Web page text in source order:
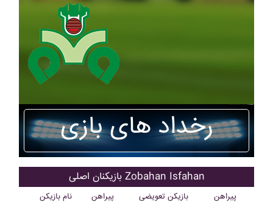
رخداد های بازی
بازیکنان اصلی Zobahan Isfahan
نام بازیکن پیراهن بازیکن تعویضی پیراهن